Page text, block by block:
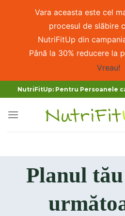
Vara aceasta este cel
procesul de slăbire
NutriFitUp din
Până la 30% reducere la
Vreau!
NutriFitUp: Pentru Persoanele
Planul